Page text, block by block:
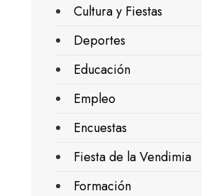
Cultura y Fiestas
Deportes
Educación
Empleo
Encuestas
Fiesta de la Vendimia
Formación